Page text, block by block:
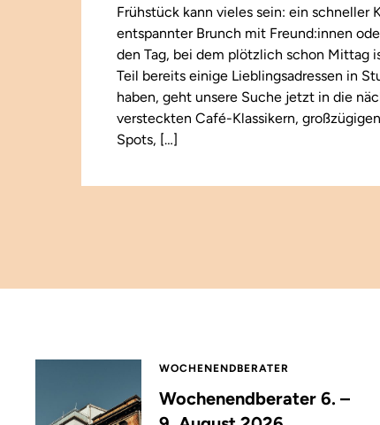
Frühstück kann vieles sein: ein schneller
entspannter Brunch mit Freund:innen
den Tag, bei dem plötzlich schon Mittag
Teil bereits einige Lieblingsadressen in
haben, geht unsere Suche jetzt in die
versteckten Café-Klassikern,
Spots, […]
WOCHENENDBERATER
Wochenendberater 6. –